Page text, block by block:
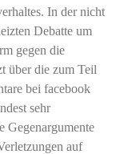
In der nicht
Debatte um
gegen die
über die zum Teil
bei facebook
sehr
Gegenargumente
auf